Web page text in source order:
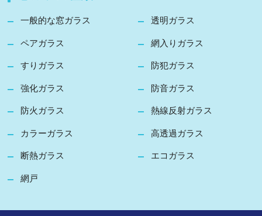
一般的な窓ガラス 透明ガラス
ペアガラス 網入りガラス
すりガラス 防犯ガラス
強化ガラス 防音ガラス
防火ガラス 熱線反射ガラス
カラーガラス 高透過ガラス
断熱ガラス エコガラス
網戸